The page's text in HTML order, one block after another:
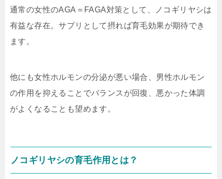
通常の女性のAGA＝FAGA対策として、ノコギリヤシは
有益な存在。サプリとして摂れば育毛効果が期待でき
ます。
他にも女性ホルモンの分泌が悪い場合、男性ホルモン
の作用を抑えることでバランスが回復、悪かった体調
がよくなることも望めます。
ノコギリヤシの育毛作用とは？